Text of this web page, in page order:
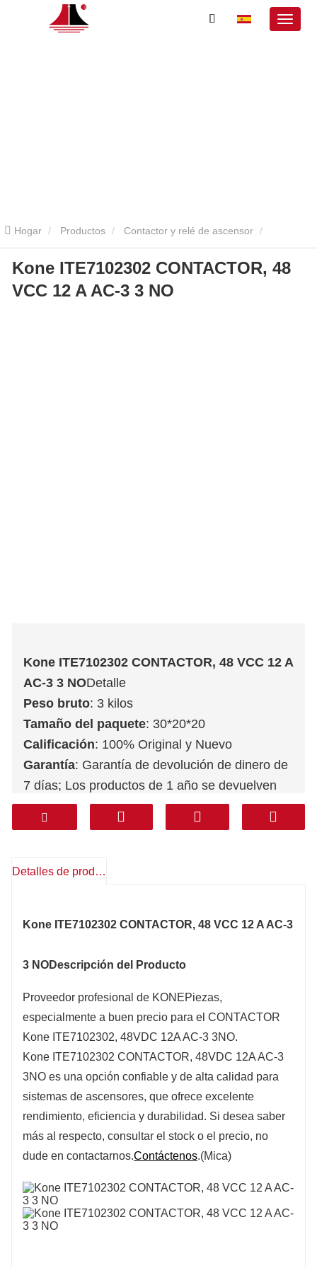
Hogar Productos Contactor y relé de ascensor
Contactor y relé de ascensor KONE Kone ITE7102302 Contactor,
48 VCC 12 A AC-3 3 No
Kone ITE7102302 CONTACTOR, 48
VCC 12 A AC-3 3 NO
Kone ITE7102302 CONTACTOR, 48 VCC 12 A
AC-3 3 NODetalle
Peso bruto: 3 kilos
Tamaño del paquete: 30*20*20
Calificación: 100% Original y Nuevo
Garantía: Garantía de devolución de dinero de
7 días; Los productos de 1 año se devuelven
gratuitamente
Servicio postventa: Soporte técnico,
Transporte: DHL FEDEX TNT UPS AREMEX
(KSA, Emiratos Árabes Unidos, Qatar, etc.),
Detalles de producto
Kone ITE7102302 CONTACTOR, 48 VCC 12 A AC-3
3 NODescripción del Producto
Proveedor profesional de KONEPiezas,
especialmente a buen precio para el CONTACTOR
Kone ITE7102302, 48VDC 12A AC-3 3NO.
Kone ITE7102302 CONTACTOR, 48VDC 12A AC-3
3NO es una opción confiable y de alta calidad para
sistemas de ascensores, que ofrece excelente
rendimiento, eficiencia y durabilidad. Si desea saber
más al respecto, consultar el stock o el precio, no
dude en contactarnos.Contáctenos.(Mica)